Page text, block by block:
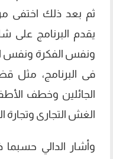
ثم بعد ذلك اختفى
يقدم البرنامج على
ونفس الفكرة ونفس
فى البرنامج، مثل
الجائلين وخطف
الغش التجارى وتجارة
وأشار الدالي حسبما